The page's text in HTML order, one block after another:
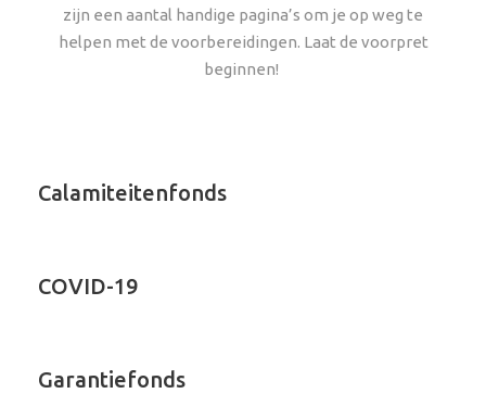
zijn een aantal handige pagina’s om je op weg te
helpen met de voorbereidingen. Laat de voorpret
beginnen!
Calamiteitenfonds
COVID-19
Garantiefonds